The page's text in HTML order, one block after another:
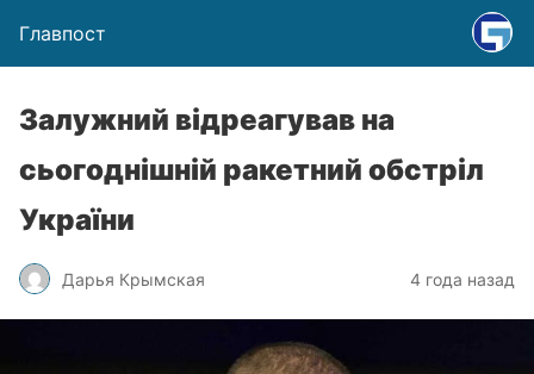
Главпост
Залужний відреагував на
сьогоднішній ракетний обстріл
України
Дарья Крымская 4 года назад